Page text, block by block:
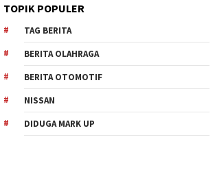
TOPIK POPULER
TAG BERITA
BERITA OLAHRAGA
BERITA OTOMOTIF
NISSAN
DIDUGA MARK UP